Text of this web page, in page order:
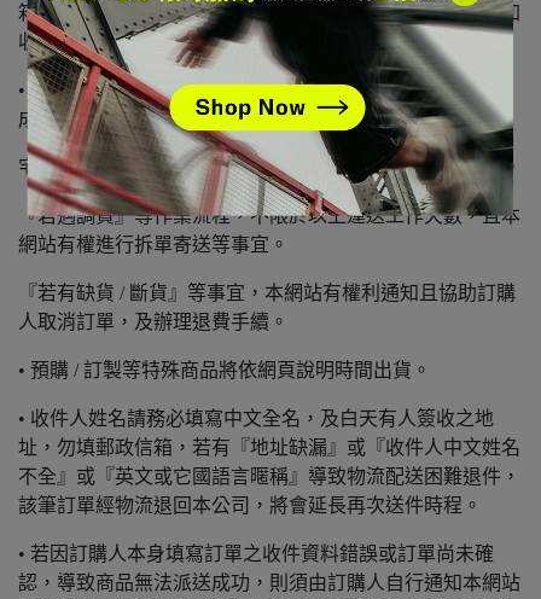
箱。如您位於離島地區，可能會無法配送，或須依據商品加
收離島運費。SAUCONY亦保留出貨與否的權利。
• 在確認交易條件無誤且有庫存後，『宅配』將於您付款完
成後約3~7個工作天內送達 (不含假日)。
宅配時間為平日之白天時間，例假日恕無配送，敬請注意。
『若遇調貨』等作業流程，不限於以上運送工作天數，且本
網站有權進行拆單寄送等事宜。
『若有缺貨 / 斷貨』等事宜，本網站有權利通知且協助訂購
人取消訂單，及辦理退費手續。
• 預購 / 訂製等特殊商品將依網頁說明時間出貨。
• 收件人姓名請務必填寫中文全名，及白天有人簽收之地
址，勿填郵政信箱，若有『地址缺漏』或『收件人中文姓名
不全』或『英文或它國語言暱稱』導致物流配送困難退件，
該筆訂單經物流退回本公司，將會延長再次送件時程。
• 若因訂購人本身填寫訂單之收件資料錯誤或訂單尚未確
認，導致商品無法派送成功，則須由訂購人自行通知本網站